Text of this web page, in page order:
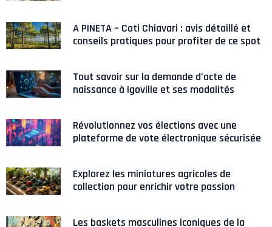
A PINETA – Coti Chiavari : avis détaillé et
conseils pratiques pour profiter de ce spot
Tout savoir sur la demande d’acte de
naissance à Igoville et ses modalités
Révolutionnez vos élections avec une
plateforme de vote électronique sécurisée
Explorez les miniatures agricoles de
collection pour enrichir votre passion
Les baskets masculines iconiques de la